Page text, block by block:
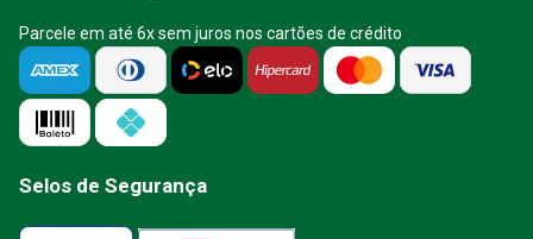
Parcele em até 6x sem juros nos cartões de crédito
Selos de Segurança